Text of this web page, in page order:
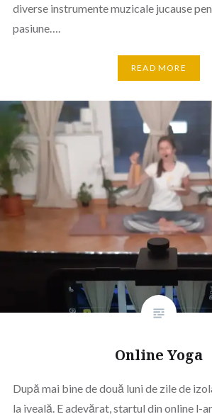
diverse instrumente muzicale jucause
pasiune….
READ MORE
Online Yoga
După mai bine de două luni de zile de
la iveală. E adevărat, startul din online l-